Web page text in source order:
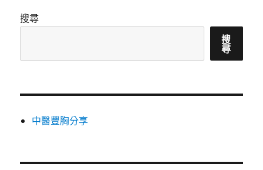
搜尋
搜
尋
中醫豐胸分享